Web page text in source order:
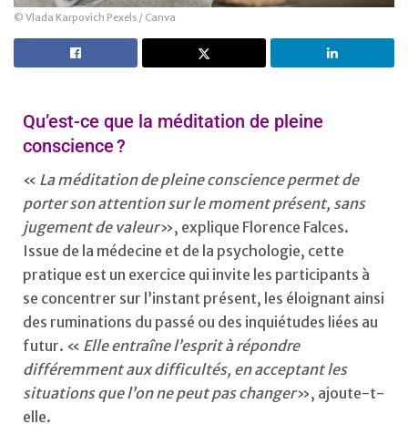
© Vlada Karpovich Pexels / Canva
Qu’est-ce que la méditation de pleine
conscience ?
« La méditation de pleine conscience permet de
porter son attention sur le moment présent, sans
jugement de valeur», explique Florence Falces.
Issue de la médecine et de la psychologie, cette
pratique est un exercice qui invite les participants à
se concentrer sur l’instant présent, les éloignant ainsi
des ruminations du passé ou des inquiétudes liées au
futur. « Elle entraîne l’esprit à répondre
différemment aux difficultés, en acceptant les
situations que l’on ne peut pas changer», ajoute-t-
elle.